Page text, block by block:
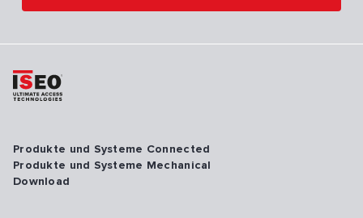
Produkte und Systeme Connected
Produkte und Systeme Mechanical
Download